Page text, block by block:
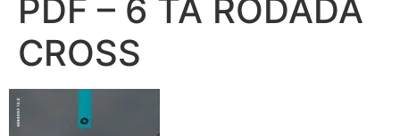
PDF – 6 TA RODADA
CROSS